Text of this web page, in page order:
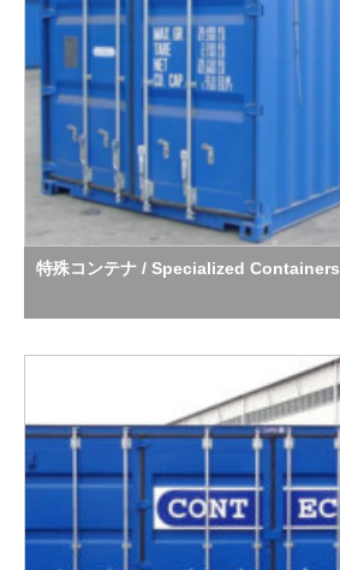
特殊コンテナ / Specialized Containers